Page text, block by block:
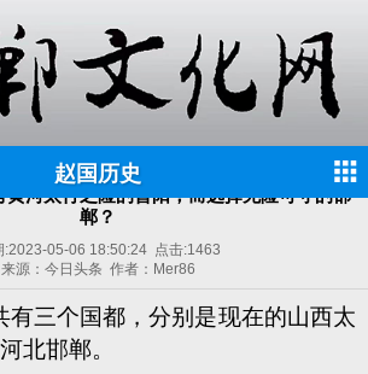
赵国历史
黄河太行之险的晋阳，而选择无险可守的邯
郸？
:2023-05-06 18:50:24点击:1463
来源：今日头条 作者：Mer86
有三个国都，分别是现在的山西太
北邯郸。